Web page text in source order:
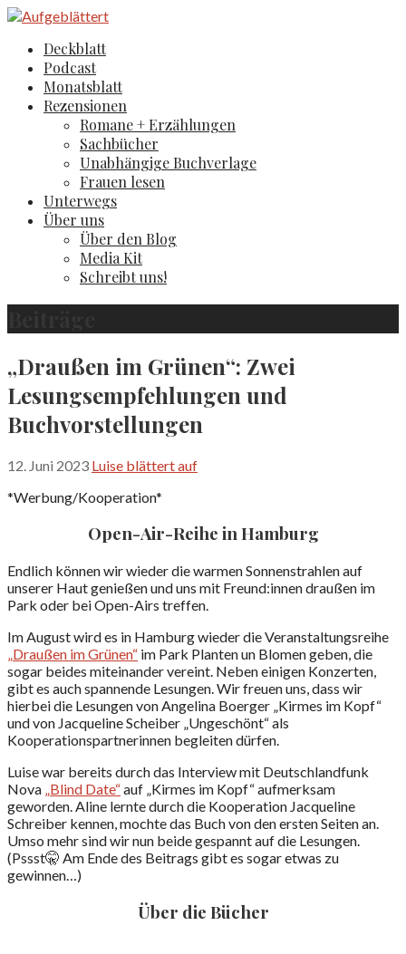
Zum
springenDeckblatt
Podcast
Monatsblatt
Rezensionen
Romane + Erzählungen
Sachbücher
Unabhängige Buchverlage
Frauen lesen
Unterwegs
Über uns
Über den Blog
Media Kit
Schreibt uns!
„Draußen im Grünen“: Zwei
Lesungsempfehlungen und
Buchvorstellungen
12. Juni 2023 Luise blättert auf
*Werbung/Kooperation*
Open-Air-Reihe in Hamburg
Endlich können wir wieder die warmen Sonnenstrahlen auf
unserer Haut genießen und uns mit Freund:innen draußen im
Park oder bei Open-Airs treffen.
Im August wird es in Hamburg wieder die Veranstaltungsreihe
„Draußen im Grünen“ im Park Planten un Blomen geben, die
sogar beides miteinander vereint. Neben einigen Konzerten,
gibt es auch spannende Lesungen. Wir freuen uns, dass wir
hierbei die Lesungen von Angelina Boerger „Kirmes im Kopf“
und von Jacqueline Scheiber „Ungeschönt“ als
Kooperationspartnerinnen begleiten dürfen.
Luise war bereits durch das Interview mit Deutschlandfunk
Nova „Blind Date“auf „Kirmes im Kopf“ aufmerksam
geworden. Aline lernte durch die Kooperation Jacqueline
Schreiber kennen, mochte das Buch von den ersten Seiten an.
Umso mehr sind wir nun beide gespannt auf die Lesungen.
(Pssst🤫 Am Ende des Beitrags gibt es sogar etwas zu
gewinnen…)
Über die Bücher